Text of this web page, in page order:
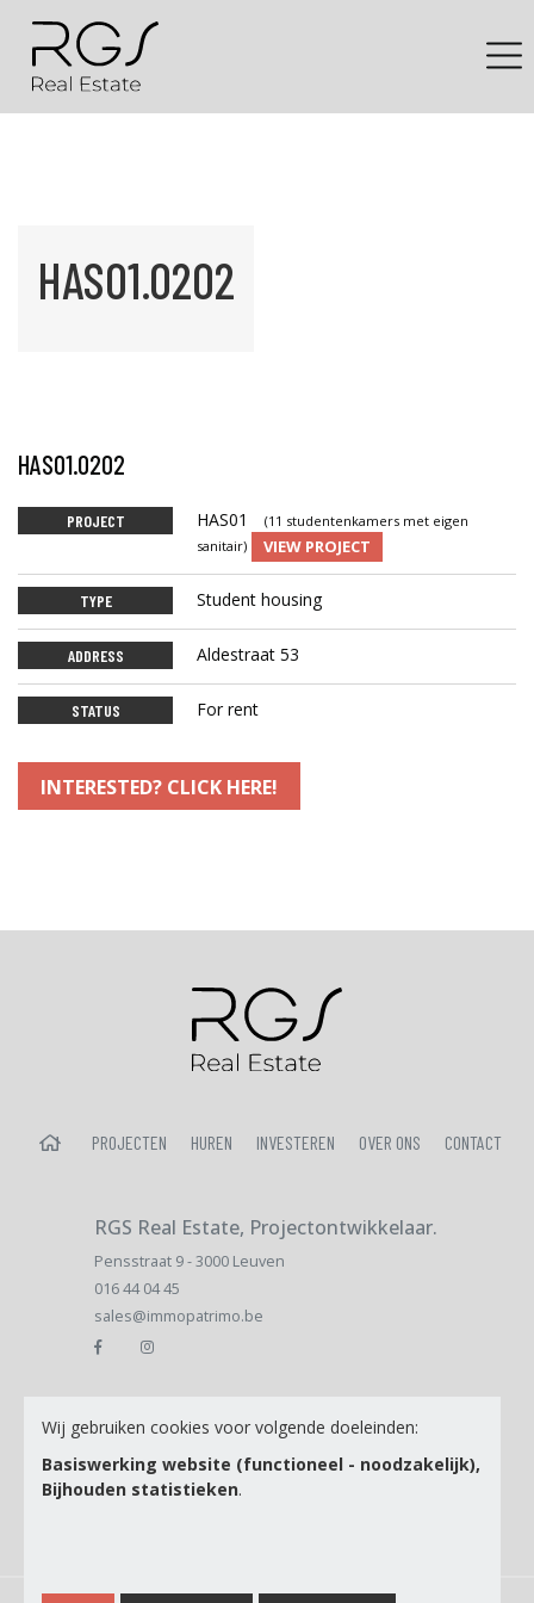
HAS01.0202
HAS01.0202
PROJECT HAS01
(11 studentenkamers met eigen
sanitair)
VIEW PROJECT
TYPE Student housing
ADDRESS Aldestraat 53
STATUS For rent
INTERESTED? CLICK HERE!
HOME PROJECTEN HUREN INVESTEREN OVER ONS CONTACT
RGS Real Estate, Projectontwikkelaar.
Pensstraat 9 - 3000 Leuven
016 44 04 45
sales@immopatrimo.be
Email
Ik ga akkoord met de
Wij gebruiken cookies voor volgende doeleinden:
Basiswerking website (functioneel - noodzakelijk),
Bijhouden statistieken.